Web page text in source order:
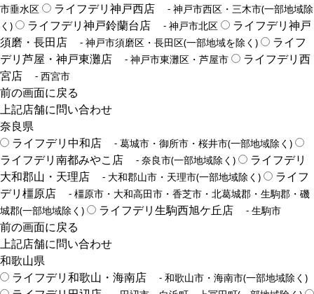
市垂水区
ライフデリ神戸西店
- 神戸市西区・三木市(一部地域除
く)
ライフデリ神戸鈴蘭台店 - 神戸市北区
ライフデリ神戸
須磨・長田店
- 神戸市須磨区・長田区(一部地域を除く)
ライフ
デリ芦屋・神戸東灘店
- 神戸市東灘区・芦屋市
ライフデリ西
宮店
- 西宮市
前の画面に戻る
上記店舗に問い合わせ
奈良県
ライフデリ中和店
- 葛城市・御所市・桜井市(一部地域除く)
ライフデリ南都みやこ店 - 奈良市(一部地域除く)
ライフデリ
大和郡山・天理店
- 大和郡山市・天理市(一部地域除く)
ライフ
デリ橿原店
- 橿原市・大和高田市・香芝市・北葛城郡・生駒郡・磯
城郡(一部地域除く)
ライフデリ生駒西旭ケ丘店 - 生駒市
前の画面に戻る
上記店舗に問い合わせ
和歌山県
ライフデリ和歌山・海南店
- 和歌山市・海南市(一部地域除く)